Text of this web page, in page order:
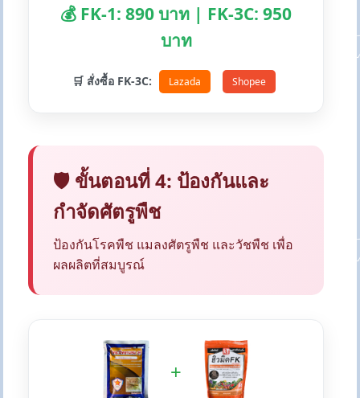
💰 FK-1: 890 บาท | FK-3C: 950
บาท
🛒 สั่งซื้อ FK-3C: Lazada Shopee
🛡️ ขั้นตอนที่ 4: ป้องกันและ
กำจัดศัตรูพืช
ป้องกันโรคพืช แมลงศัตรูพืช และวัชพืช เพื่อ
ผลผลิตที่สมบูรณ์
+